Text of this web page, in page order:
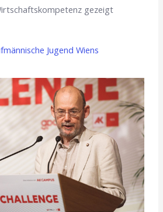
gezeigt
Jugend Wiens